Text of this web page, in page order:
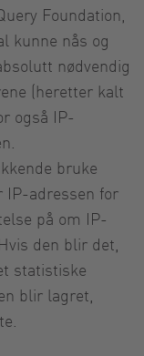
Foundation,
kunne nås og
nødvendig
(heretter kalt
også IP-
bruke
IP-adressen for
på om IP-
den blir det,
statistiske
blir lagret,